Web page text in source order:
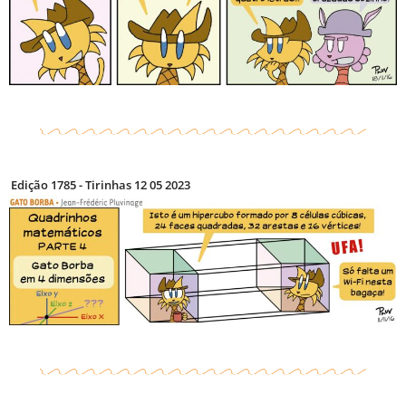
Edição 1785 - Tirinhas 12 05 2023